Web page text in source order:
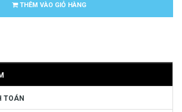
THÊM VÀO GIỎ HÀNG
TOÁN